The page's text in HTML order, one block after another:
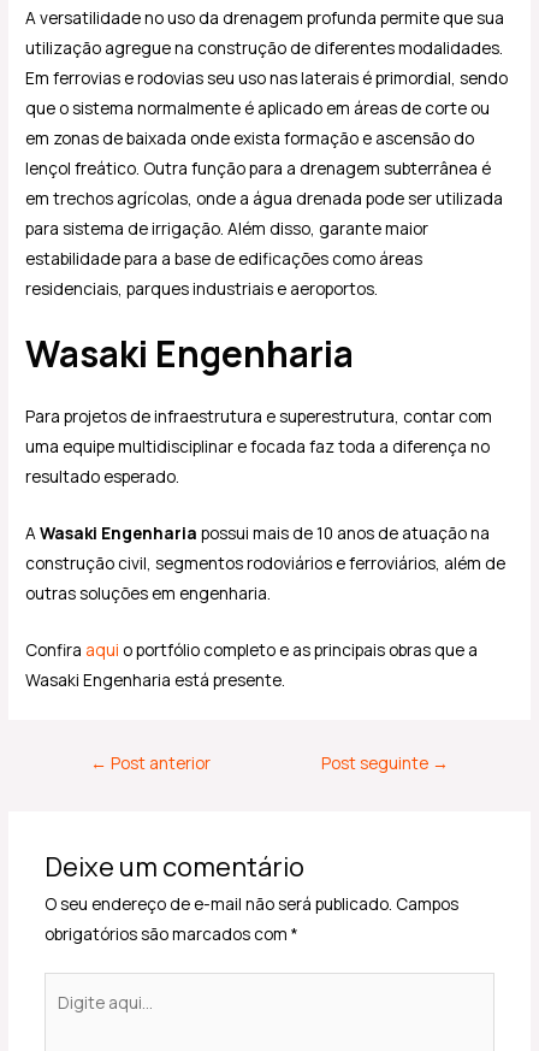
A versatilidade no uso da drenagem profunda permite que sua
utilização agregue na construção de diferentes modalidades.
Em ferrovias e rodovias seu uso nas laterais é primordial, sendo
que o sistema normalmente é aplicado em áreas de corte ou
em zonas de baixada onde exista formação e ascensão do
lençol freático. Outra função para a drenagem subterrânea é
em trechos agrícolas, onde a água drenada pode ser utilizada
para sistema de irrigação. Além disso, garante maior
estabilidade para a base de edificações como áreas
residenciais, parques industriais e aeroportos.
Wasaki Engenharia
Para projetos de infraestrutura e superestrutura, contar com
uma equipe multidisciplinar e focada faz toda a diferença no
resultado esperado.
AWasaki Engenharia possui mais de 10 anos de atuação na
construção civil, segmentos rodoviários e ferroviários, além de
outras soluções em engenharia.
Confira aqui o portfólio completo e as principais obras que a
Wasaki Engenharia está presente.
← Post anterior Post seguinte →
Deixe um comentário
O seu endereço de e-mail não será publicado. Campos
obrigatórios são marcados com *
aqui...